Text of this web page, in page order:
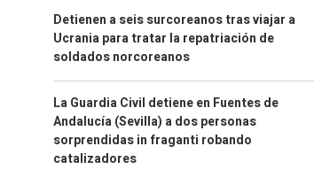
Detienen a seis surcoreanos tras viajar a
Ucrania para tratar la repatriación de
soldados norcoreanos
La Guardia Civil detiene en Fuentes de
Andalucía (Sevilla) a dos personas
sorprendidas in fraganti robando
catalizadores